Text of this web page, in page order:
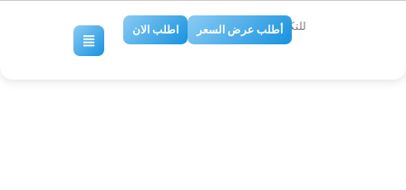
للتكييف والتبريد
أطلب عرض السعر اطلب الان